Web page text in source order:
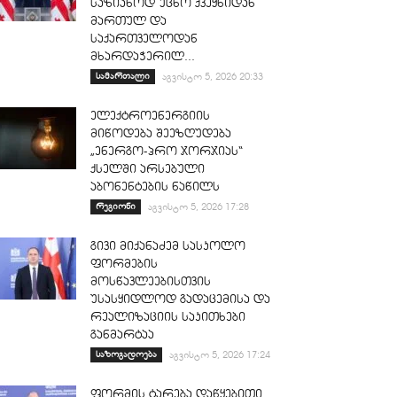
საზიანოდ უცხო ქვეყნიდან
მართულ და
საქართველოდან
მხარდაჭერილ...
სამართალი აგვისტო 5, 2026 20:33
ელექტროენერგიის
მიწოდება შეეზღუდება
„ენერგო-პრო ჯორჯიას“
ქსელში არსებული
აბონენტების ნაწილს
რეგიონი აგვისტო 5, 2026 17:28
გივი მიქანაძემ სასკოლო
ფორმების
მოსწავლეებისთვის
უსასყიდლოდ გადაცემისა და
რეალიზაციის საკითხები
განმარტაა
საზოგადოება აგვისტო 5, 2026 17:24
ფორმის ტარება დაწყებითი